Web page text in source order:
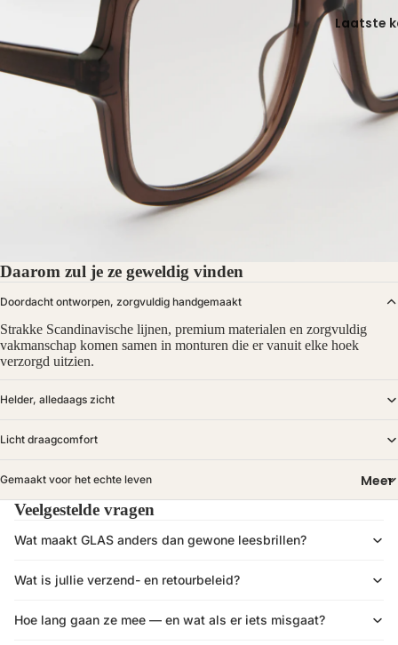
Laatste
Meer
Daarom zul je ze geweldig vinden
Doordacht ontworpen, zorgvuldig handgemaakt
Strakke Scandinavische lijnen, premium materialen en zorgvuldig
vakmanschap komen samen in monturen die er vanuit elke hoek
verzorgd uitzien.
Helder, alledaags zicht
Licht draagcomfort
Gemaakt voor het echte leven
Veelgestelde vragen
Wat maakt GLAS anders dan gewone leesbrillen?
Wat is jullie verzend- en retourbeleid?
Hoe lang gaan ze mee — en wat als er iets misgaat?